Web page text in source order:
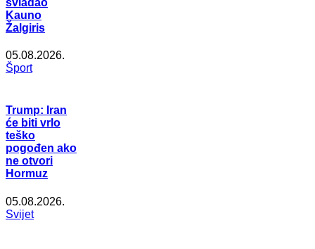
Kauno
Žalgiris
05.08.2026.
Šport
Trump: Iran
će biti vrlo
teško
pogođen ako
ne otvori
Hormuz
05.08.2026.
Svijet